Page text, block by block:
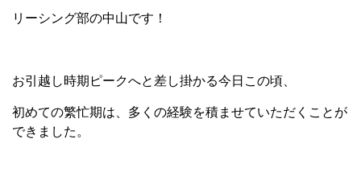
リーシング部の中山です！
お引越し時期ピークへと差し掛かる今日この頃、
初めての繁忙期は、多くの経験を積ませていただくことが
できました。